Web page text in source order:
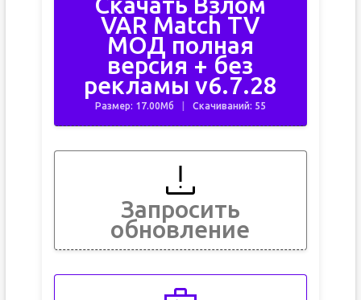
VAR Match TV
МОД полная
версия + без
рекламы v6.7.28
Размер: 17.00Мб Скачиваний: 55
Запросить
обновление